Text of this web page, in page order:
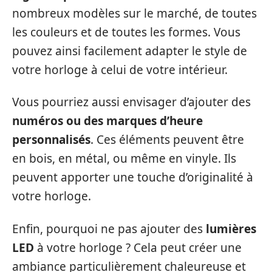
nombreux modèles sur le marché, de toutes
les couleurs et de toutes les formes. Vous
pouvez ainsi facilement adapter le style de
votre horloge à celui de votre intérieur.
Vous pourriez aussi envisager d’ajouter des
numéros ou des marques d’heure
personnalisés. Ces éléments peuvent être
en bois, en métal, ou même en vinyle. Ils
peuvent apporter une touche d’originalité à
votre horloge.
Enfin, pourquoi ne pas ajouter des lumières
LED à votre horloge ? Cela peut créer une
ambiance particulièrement chaleureuse et